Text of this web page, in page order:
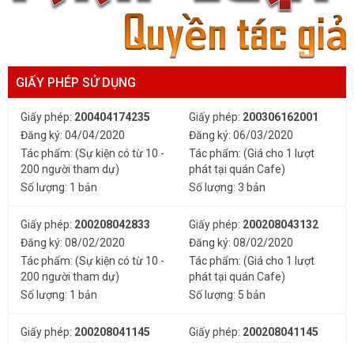
GIẤY PHÉP SỬ DỤNG
Giấy phép: 200404174235
Đăng ký: 04/04/2020
Tác phẩm: (Sự kiện có từ 10 -
200 người tham dự)
Số lượng: 1 bản
Giấy phép: 200306162001
Đăng ký: 06/03/2020
Tác phẩm: (Giá cho 1 lượt
phát tại quán Cafe)
Số lượng: 3 bản
Giấy phép: 200208042833
Đăng ký: 08/02/2020
Tác phẩm: (Sự kiện có từ 10 -
200 người tham dự)
Số lượng: 1 bản
Giấy phép: 200208043132
Đăng ký: 08/02/2020
Tác phẩm: (Giá cho 1 lượt
phát tại quán Cafe)
Số lượng: 5 bản
Giấy phép: 200208041145
Giấy phép: 200208041145